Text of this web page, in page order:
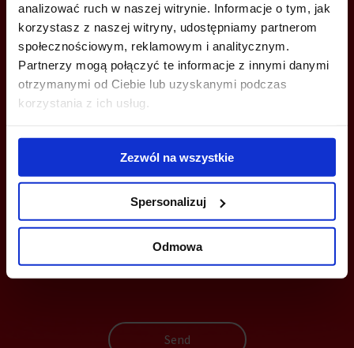
analizować ruch w naszej witrynie. Informacje o tym, jak
korzystasz z naszej witryny, udostępniamy partnerom
społecznościowym, reklamowym i analitycznym.
Partnerzy mogą połączyć te informacje z innymi danymi
otrzymanymi od Ciebie lub uzyskanymi podczas
korzystania z ich usług.
Zezwól na wszystkie
Spersonalizuj
Odmowa
CALL US AND FIND OUT MORE
+48 22 167 04 00
info@officefinder.pl
YOU CAN LEAVE YOUR PHONE NUMBER AND WE WILL CONTACT
Send